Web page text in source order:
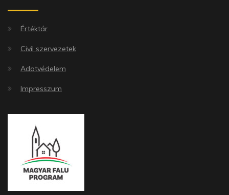
Értéktár
Civil szervezetek
Adatvédelem
Impresszum